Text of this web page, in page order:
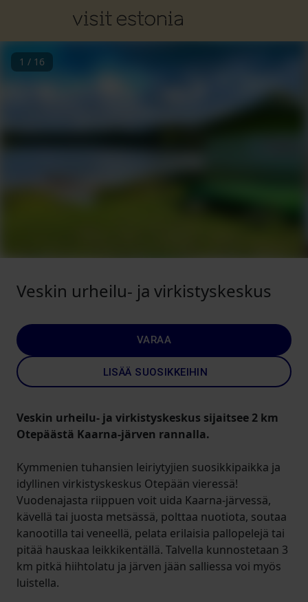
1 / 16
Veskin urheilu- ja virkistyskeskus
VARAA
LISÄÄ SUOSIKKEIHIN
Veskin urheilu- ja virkistyskeskus sijaitsee 2 km
Otepäästä Kaarna-järven rannalla.
Kymmenien tuhansien leiriytyjien suosikkipaikka ja
idyllinen virkistyskeskus Otepään vieressä!
Vuodenajasta riippuen voit uida Kaarna-järvessä,
kävellä tai juosta metsässä, polttaa nuotiota, soutaa
kanootilla tai veneellä, pelata erilaisia ​​pallopelejä tai
pitää hauskaa leikkikentällä. Talvella kunnostetaan ​​3
km pitkä hiihtolatu ja järven jään salliessa voi myös
luistella.